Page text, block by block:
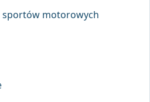
sportów motorowych